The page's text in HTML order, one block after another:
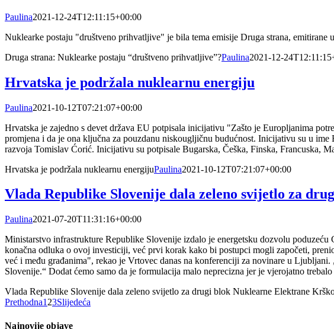
Paulina2021-12-24T12:11:15+00:00
Nuklearke postaju "društveno prihvatljive" je bila tema emisije Druga strana,
Druga strana: Nuklearke postaju “društveno prihvatljive”?Paulina2021-12-
Hrvatska je podržala nuklearnu energiju
Paulina2021-10-12T07:21:07+00:00
Hrvatska je zajedno s devet država EU potpisala inicijativu "Zašto je Europljanima
promjena i da je ona ključna za pouzdanu niskougljičnu budućnost. Inicijativu su u
razvoja Tomislav Ćorić. Inicijativu su potpisale Bugarska, Češka, Finska, Francuska,
Hrvatska je podržala nuklearnu energijuPaulina2021-10-12T07:21:07+00:00
Vlada Republike Slovenije dala zeleno svijetlo za
Paulina2021-07-20T11:31:16+00:00
Ministarstvo infrastrukture Republike Slovenije izdalo je energetsku dozvolu
konačna odluka o ovoj investiciji, već prvi korak kako bi postupci mogli započeti,
već i među građanima", rekao je Vrtovec danas na konferenciji za novinare u
Slovenije.“ Dodat ćemo samo da je formulacija malo neprecizna jer je vjerojatno trebalo
Vlada Republike Slovenije dala zeleno svijetlo za drugi blok Nuklearne Elektrane
Prethodna1 23Slijedeća
Najnovije objave